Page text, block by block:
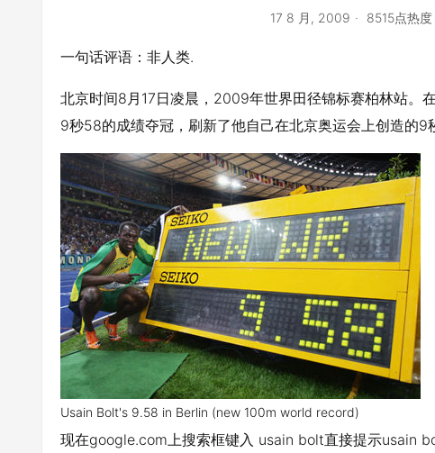
17 8 月, 2009 8515点热度
一句话评语：非人类.
北京时间8月17日凌晨，2009年世界田径锦标赛柏林站。
9秒58的成绩夺冠，刷新了他自己在北京奥运会上创造的
Usain Bolt's 9.58 in Berlin (new 100m world record)
现在google.com上搜索框键入 usain bolt直接提示usain